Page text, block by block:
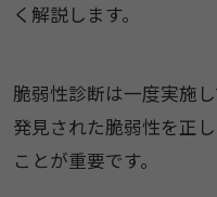
く解説します。
脆弱性診断は一度実施
発見された脆弱性を正
ことが重要です。